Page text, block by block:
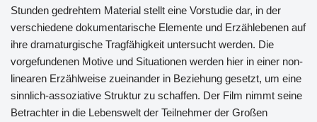
Stunden gedrehtem Material stellt eine Vorstudie dar, in der
verschiedene dokumentarische Elemente und Erzählebenen auf
ihre dramaturgische Tragfähigkeit untersucht werden. Die
vorgefundenen Motive und Situationen werden hier in einer non-
linearen Erzählweise zueinander in Beziehung gesetzt, um eine
sinnlich-assoziative Struktur zu schaffen. Der Film nimmt seine
Betrachter in die Lebenswelt der Teilnehmer der Großen